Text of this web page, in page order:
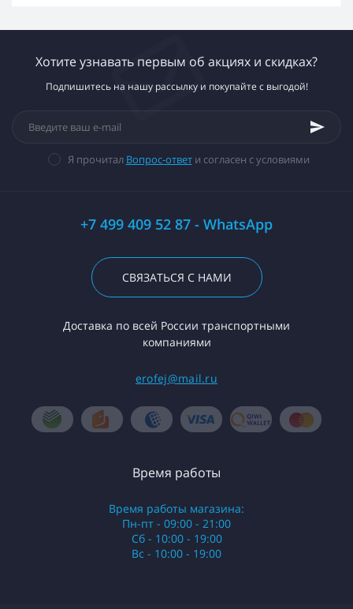
Хотите узнавать первым об акциях и скидках?
Подпишитесь на нашу рассылку и покупайте с выгодой!
Я прочитал Вопрос-ответи согласен с условиями
+7 499 409 52 87 - WhatsApp
СВЯЗАТЬСЯ С НАМИ
Доставка по всей России транспортными
компаниями
erofej@mail.ru
Время работы
Время работы магазина:
Пн-пт - 09:00 - 21:00
Сб - 10:00 - 19:00
Вс - 10:00 - 19:00